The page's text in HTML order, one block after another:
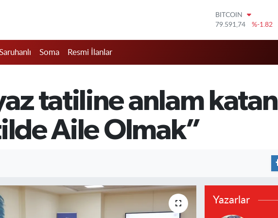
79.591,74
DOLAR
EURO
6862,09000
BİST100
14.598,00
%0
Soma Resmi İlanlar
tatiline anlam katan
Aile Olmak”
Yazarlar